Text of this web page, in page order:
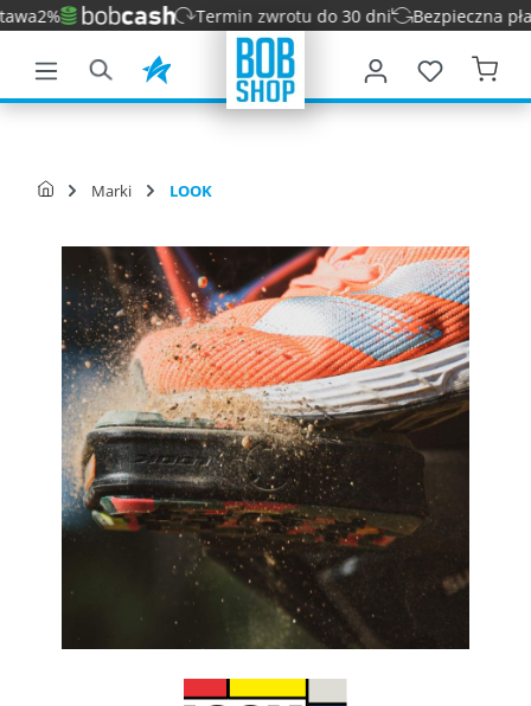
zawartości
Termin zwrotu do 30 dni Bezpieczna płatność
Marki LOOK